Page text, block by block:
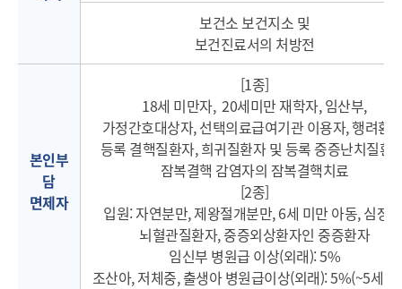
보건소 보건지소 및
보건진료서의 처방전
본인부
담
면제자
[1종]
18세 미만자, 20세미만 재학자, 임산부,
가정간호대상자, 선택의료급여기관 이용자, 행려환
등록 결핵질환자, 희귀질환자 및 등록 중증난치질환
잠복결핵 감염자의 잠복결핵치료
[2종]
입원: 자연분만, 제왕절개분만, 6세 미만 아동, 심장
뇌혈관질환자, 중증외상환자인 중증환자
임신부 병원급 이상(외래): 5%
조산아, 저체중, 출생아 병원급이상(외래): 5%(~5세